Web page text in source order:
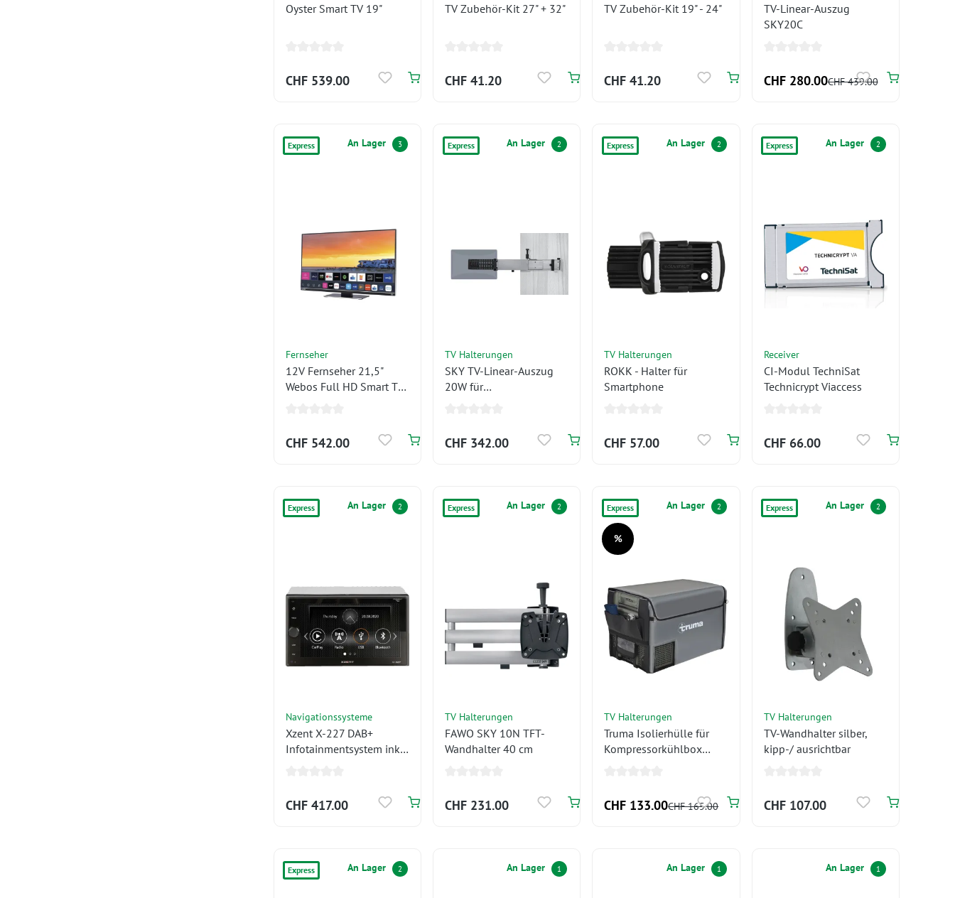
Oyster Smart TV 19"
CHF 539.00
TV Zubehör-Kit 27" + 32"
CHF 41.20
TV Zubehör-Kit 19" - 24"
CHF 41.20
TV-Linear-Auszug
SKY20C
CHF 280.00CHF 439.00
Express An Lager 3
Fernseher
12V Fernseher 21,5"
Webos Full HD Smart TV,
CHF 542.00
Express An Lager 2
TV Halterungen
SKY TV-Linear-Auszug
20W für
CHF 342.00
Express An Lager 2
TV Halterungen
ROKK - Halter für
Smartphone
CHF 57.00
Express An Lager 2
Receiver
CI-Modul TechniSat
Technicrypt Viaccess
CHF 66.00
Express An Lager 2
Navigationssysteme
Xzent X-227 DAB+
Infotainmentsystem inkl.
CHF 417.00
Express An Lager 2
TV Halterungen
FAWO SKY 10N TFT-
Wandhalter 40 cm
CHF 231.00
Express
Rabatt
%
An Lager 2
TV Halterungen
Truma Isolierhülle für
Kompressorkühlbox
CHF 133.00CHF 165.00
Express An Lager 2
TV Halterungen
TV-Wandhalter silber,
kipp-/ ausrichtbar
CHF 107.00
Express An Lager 2 An Lager 1 An Lager 1 An Lager 1